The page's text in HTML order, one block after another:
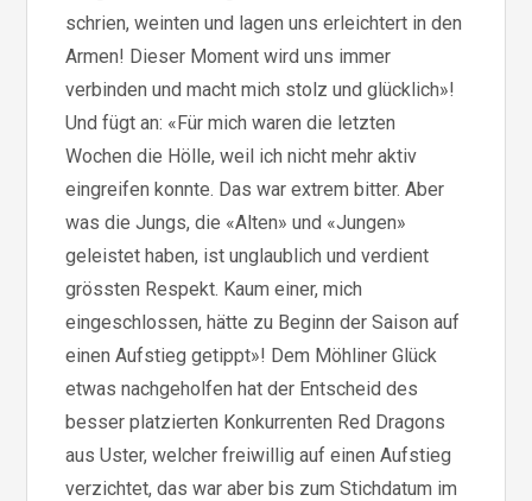
schrien, weinten und lagen uns erleichtert in den
Armen! Dieser Moment wird uns immer
verbinden und macht mich stolz und glücklich»!
Und fügt an: «Für mich waren die letzten
Wochen die Hölle, weil ich nicht mehr aktiv
eingreifen konnte. Das war extrem bitter. Aber
was die Jungs, die «Alten» und «Jungen»
geleistet haben, ist unglaublich und verdient
grössten Respekt. Kaum einer, mich
eingeschlossen, hätte zu Beginn der Saison auf
einen Aufstieg getippt»! Dem Möhliner Glück
etwas nachgeholfen hat der Entscheid des
besser platzierten Konkurrenten Red Dragons
aus Uster, welcher freiwillig auf einen Aufstieg
verzichtet, das war aber bis zum Stichdatum im